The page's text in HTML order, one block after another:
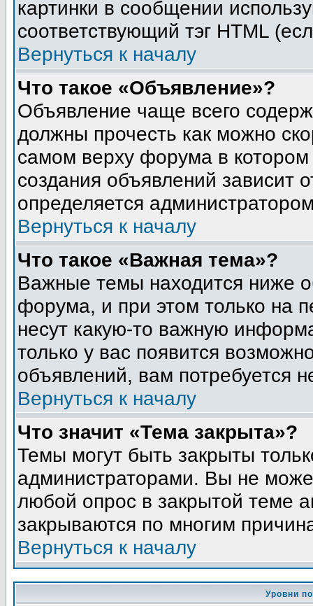
картинки в сообщении
соответствующий тэг HTML
Вернуться к началу
Что такое «Объявление»?
Объявление чаще всего
должны прочесть как можно
самом верху форума в
создания объявлений зависит
определяется
Вернуться к началу
Что такое «Важная тема»?
Важные темы находится ниже
форума, и при этом только на
несут какую-то важную
только у вас появится
объявлений, вам потребуется
Вернуться к началу
Что значит «Тема закрыта»?
Темы могут быть закрыты
администраторами. Вы не
любой опрос в закрытой теме
закрываются по многим
Вернуться к началу
Уровни